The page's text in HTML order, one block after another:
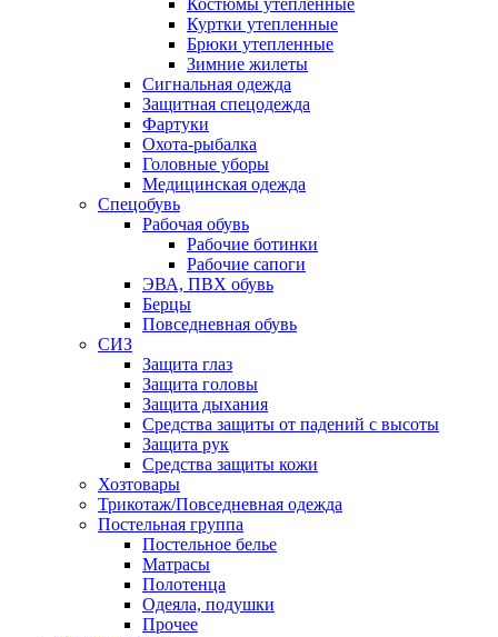
Костюмы утепленные
Куртки утепленные
Брюки утепленные
Зимние жилеты
Сигнальная одежда
Защитная спецодежда
Фартуки
Охота-рыбалка
Головные уборы
Медицинская одежда
Спецобувь
Рабочая обувь
Рабочие ботинки
Рабочие сапоги
ЭВА, ПВХ обувь
Берцы
Повседневная обувь
СИЗ
Защита глаз
Защита головы
Защита дыхания
Средства защиты от падений с высоты
Защита рук
Средства защиты кожи
Хозтовары
Трикотаж/Повседневная одежда
Постельная группа
Постельное белье
Матрасы
Полотенца
Одеяла, подушки
Прочее